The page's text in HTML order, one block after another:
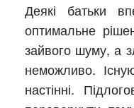
Деякі батьки
оптимальне
зайвого шуму, а
неможливо.
настінні.